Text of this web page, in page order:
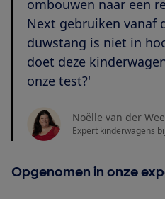
ombouwen naar een
Next gebruiken vanaf
duwstang is niet in
doet deze
onze test?'
Noëlle van der
Expert kinderwagens
Opgenomen in onze